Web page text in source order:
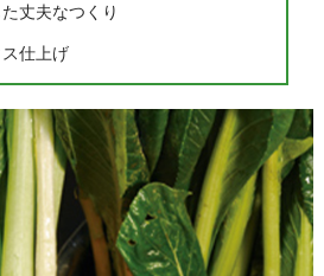
丈夫なつくり
仕上げ